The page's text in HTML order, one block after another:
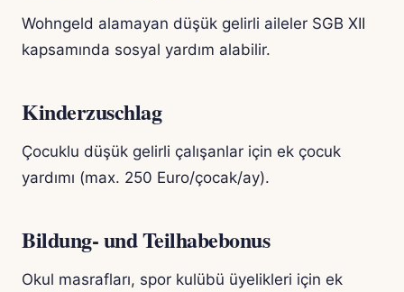
Wohngeld alamayan düşük gelirli aileler SGB XII
kapsamında sosyal yardım alabilir.
Kinderzuschlag
Çocuklu düşük gelirli çalışanlar için ek çocuk
yardımı (max. 250 Euro/çocak/ay).
Bildung- und Teilhabebonus
Okul masrafları, spor kulübü üyelikleri için ek